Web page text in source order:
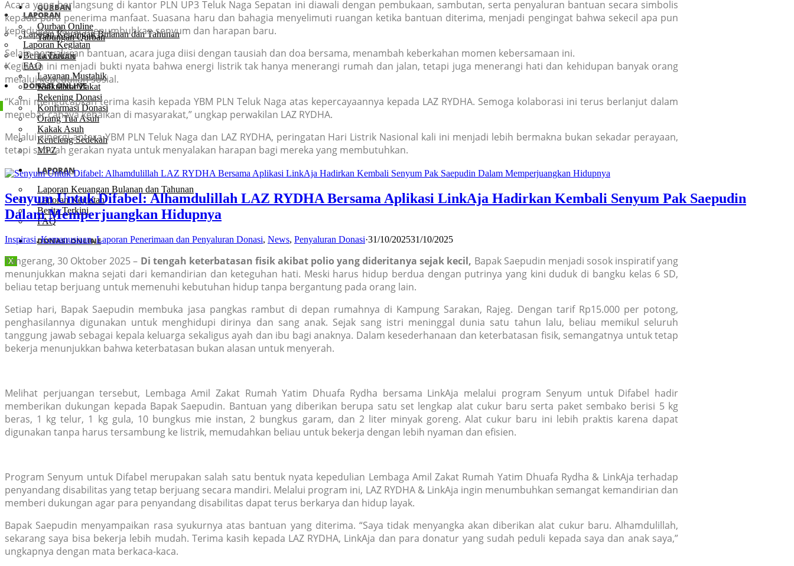
LAPORAN
Laporan Keuangan Bulanan dan Tahunan
Laporan Kegiatan
Berita Terkini
FAQ
DONASI ONLINE
QURBAN
Qurban Online
Tabungan Qurban
LAYANAN
Layanan Mustahik
Kalkulator Zakat
Rekening Donasi
Konfirmasi Donasi
Orang Tua Asuh
Kakak Asuh
Kencleng Sedekah
MPZ
LAPORAN
Laporan Keuangan Bulanan dan Tahunan
Laporan Kegiatan
Berita Terkini
FAQ
DONASI ONLINE
X
Acara yang berlangsung di kantor PLN UP3 Teluk Naga Sepatan ini diawali dengan pembukaan, sambutan, serta penyaluran bantuan secara simbolis
kepada para penerima manfaat. Suasana haru dan bahagia menyelimuti ruangan ketika bantuan diterima, menjadi pengingat bahwa sekecil apa pun
kepedulian dapat menumbuhkan senyum dan harapan baru.
Selain penyaluran bantuan, acara juga diisi dengan tausiah dan doa bersama, menambah keberkahan momen kebersamaan ini.
Kegiatan ini menjadi bukti nyata bahwa energi listrik tak hanya menerangi rumah dan jalan, tetapi juga menerangi hati dan kehidupan banyak orang
melalui kepedulian sosial.
“Kami mengucapkan terima kasih kepada YBM PLN Teluk Naga atas kepercayaannya kepada LAZ RYDHA. Semoga kolaborasi ini terus berlanjut dalam
menebar cahaya kebaikan di masyarakat,” ungkap perwakilan LAZ RYDHA.
Melalui sinergi antara YBM PLN Teluk Naga dan LAZ RYDHA, peringatan Hari Listrik Nasional kali ini menjadi lebih bermakna bukan sekadar perayaan,
tetapi sebuah gerakan nyata untuk menyalakan harapan bagi mereka yang membutuhkan.
Senyum Untuk Difabel: Alhamdulillah LAZ RYDHA Bersama Aplikasi LinkAja Hadirkan Kembali Senyum Pak Saepudin
Dalam Memperjuangkan Hidupnya
Inspirasi,Kemanusiaan,Laporan Penerimaan dan Penyaluran Donasi, News, Penyaluran Donasi·31/10/202531/10/2025
Tangerang, 30 Oktober 2025 – Di tengah keterbatasan fisik akibat polio yang dideritanya sejak kecil, Bapak Saepudin menjadi sosok inspiratif yang
menunjukkan makna sejati dari kemandirian dan keteguhan hati. Meski harus hidup berdua dengan putrinya yang kini duduk di bangku kelas 6 SD,
beliau tetap berjuang untuk memenuhi kebutuhan hidup tanpa bergantung pada orang lain.
Setiap hari, Bapak Saepudin membuka jasa pangkas rambut di depan rumahnya di Kampung Sarakan, Rajeg. Dengan tarif Rp15.000 per potong,
penghasilannya digunakan untuk menghidupi dirinya dan sang anak. Sejak sang istri meninggal dunia satu tahun lalu, beliau memikul seluruh
tanggung jawab sebagai kepala keluarga sekaligus ayah dan ibu bagi anaknya. Dalam kesederhanaan dan keterbatasan fisik, semangatnya untuk tetap
bekerja menunjukkan bahwa keterbatasan bukan alasan untuk menyerah.
Melihat perjuangan tersebut, Lembaga Amil Zakat Rumah Yatim Dhuafa Rydha bersama LinkAja melalui program Senyum untuk Difabel hadir
memberikan dukungan kepada Bapak Saepudin. Bantuan yang diberikan berupa satu set lengkap alat cukur baru serta paket sembako berisi 5 kg
beras, 1 kg telur, 1 kg gula, 10 bungkus mie instan, 2 bungkus garam, dan 2 liter minyak goreng. Alat cukur baru ini lebih praktis karena dapat
digunakan tanpa harus tersambung ke listrik, memudahkan beliau untuk bekerja dengan lebih nyaman dan efisien.
Program Senyum untuk Difabel merupakan salah satu bentuk nyata kepedulian Lembaga Amil Zakat Rumah Yatim Dhuafa Rydha & LinkAja terhadap
penyandang disabilitas yang tetap berjuang secara mandiri. Melalui program ini, LAZ RYDHA & LinkAja ingin menumbuhkan semangat kemandirian dan
memberi dukungan agar para penyandang disabilitas dapat terus berkarya dan hidup layak.
Bapak Saepudin menyampaikan rasa syukurnya atas bantuan yang diterima. “Saya tidak menyangka akan diberikan alat cukur baru. Alhamdulillah,
sekarang saya bisa bekerja lebih mudah. Terima kasih kepada LAZ RYDHA, LinkAja dan para donatur yang sudah peduli kepada saya dan anak saya,”
ungkapnya dengan mata berkaca-kaca.